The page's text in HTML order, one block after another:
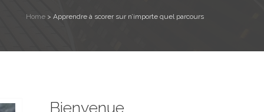
Home > Apprendre à scorer sur n’importe quel parcours
Bienvenue